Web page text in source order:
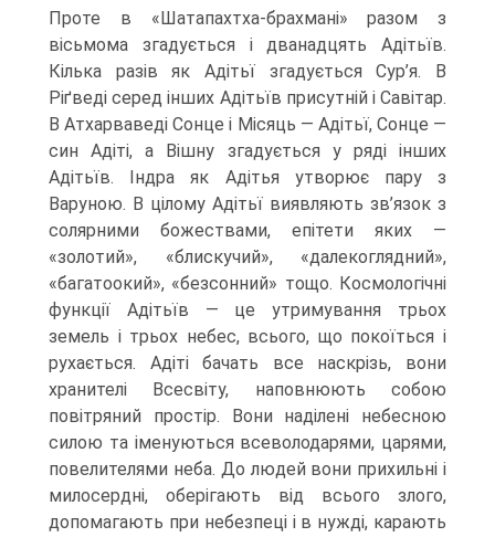
Проте в «Шатапахтха-брахмані» разом з
вісьмома згадується і дванадцять Адітьїв.
Кілька разів як Адітьї згадується Сур’я. В
Ріґведі серед інших Адітьїв присутній і Савітар.
В Атхарваведі Сонце і Місяць — Адітьї, Сонце —
син Адіті, а Вішну згадується у ряді інших
Адітьїв. Індра як Адітья утво­рює пару з
Варуною. В цілому Адітьї виявляють зв’язок з
солярними божествами, епітети яких —
«золотий», «блискучий», «далекоглядний»,
«багатоокий», «безсон­ний» тощо. Космологічні
функції Адітьїв — це утримування трьох
земель і трьох небес, всього, що покоїться і
рухається. Адіті бачать все наскрізь, вони
хранителі Всесвіту, наповнюють собою
повітряний простір. Вони наділені небесною
силою та іменуються всеволодарями, царями,
повелителями неба. До людей вони при­хильні і
милосердні, оберігають від всього злого,
допомагають при небезпеці і в нужді, карають